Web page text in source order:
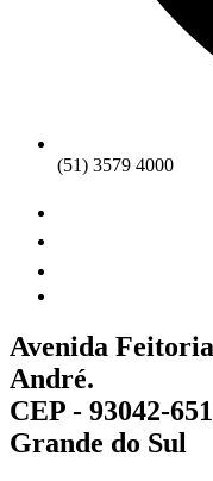
(51) 3579 4000
Avenida
André.
CEP - 93042-
Grande do Sul